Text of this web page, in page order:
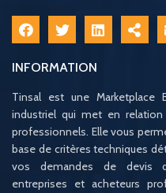
INFORMATION
Tinsal est une Marketplace
industriel qui met en
professionnels. Elle vous
base de critères techniques
vos demandes de devis
entreprises et acheteurs